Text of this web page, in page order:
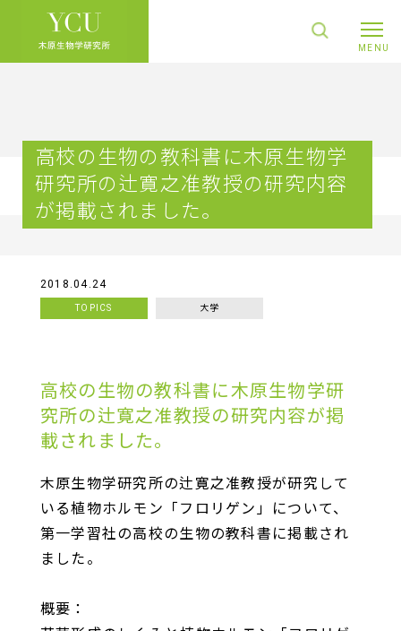
高校の生物の教科書に木原生物学
研究所の辻寛之准教授の研究内容
が掲載されました。
2018.04.24
TOPICS 大学
高校の生物の教科書に木原生物学研
究所の辻寛之准教授の研究内容が掲
載されました。
木原生物学研究所の辻寛之准教授が研究して
いる植物ホルモン「フロリゲン」について、
第一学習社の高校の生物の教科書に掲載され
ました。
概要：